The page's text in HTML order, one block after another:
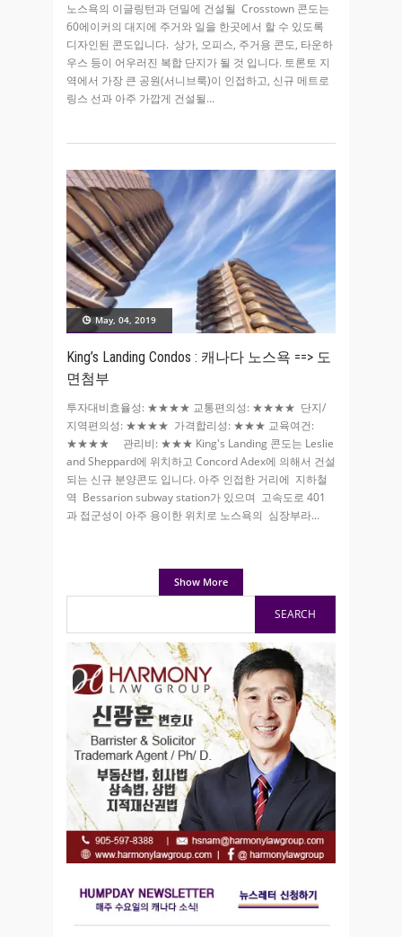
노스욕의 이글링턴과 던밀에 건설될 Crosstown 콘도는
60에이커의 대지에 주거와 일을 한곳에서 할 수 있도록
디자인된 콘도입니다. 상가, 오피스, 주거용 콘도, 타운하
우스 등이 어우러진 복합 단지가 될 것 입니다. 토론토 지
역에서 가장 큰 공원(서니브룩)이 인접하고, 신규 메트로
링스 선과 아주 가깝게 건설될
May, 04, 2019
King’s Landing Condos : 캐나다 노스욕 ==> 도
면첨부
투자대비효율성: ★★★★ 교통편의성: ★★★★ 단지/
지역편의성: ★★★★ 가격합리성: ★★★ 교육여건:
★★★★ 관리비: ★★★ King's Landing 콘도는 Leslie
and Sheppard에 위치하고 Concord Adex에 의해서 건설
되는 신규 분양콘도 입니다. 아주 인접한 거리에 지하철
역 Bessarion subway station가 있으며 고속도로 401
과 접군성이 아주 용이한 위치로 노스욕의 심장부라
Show More